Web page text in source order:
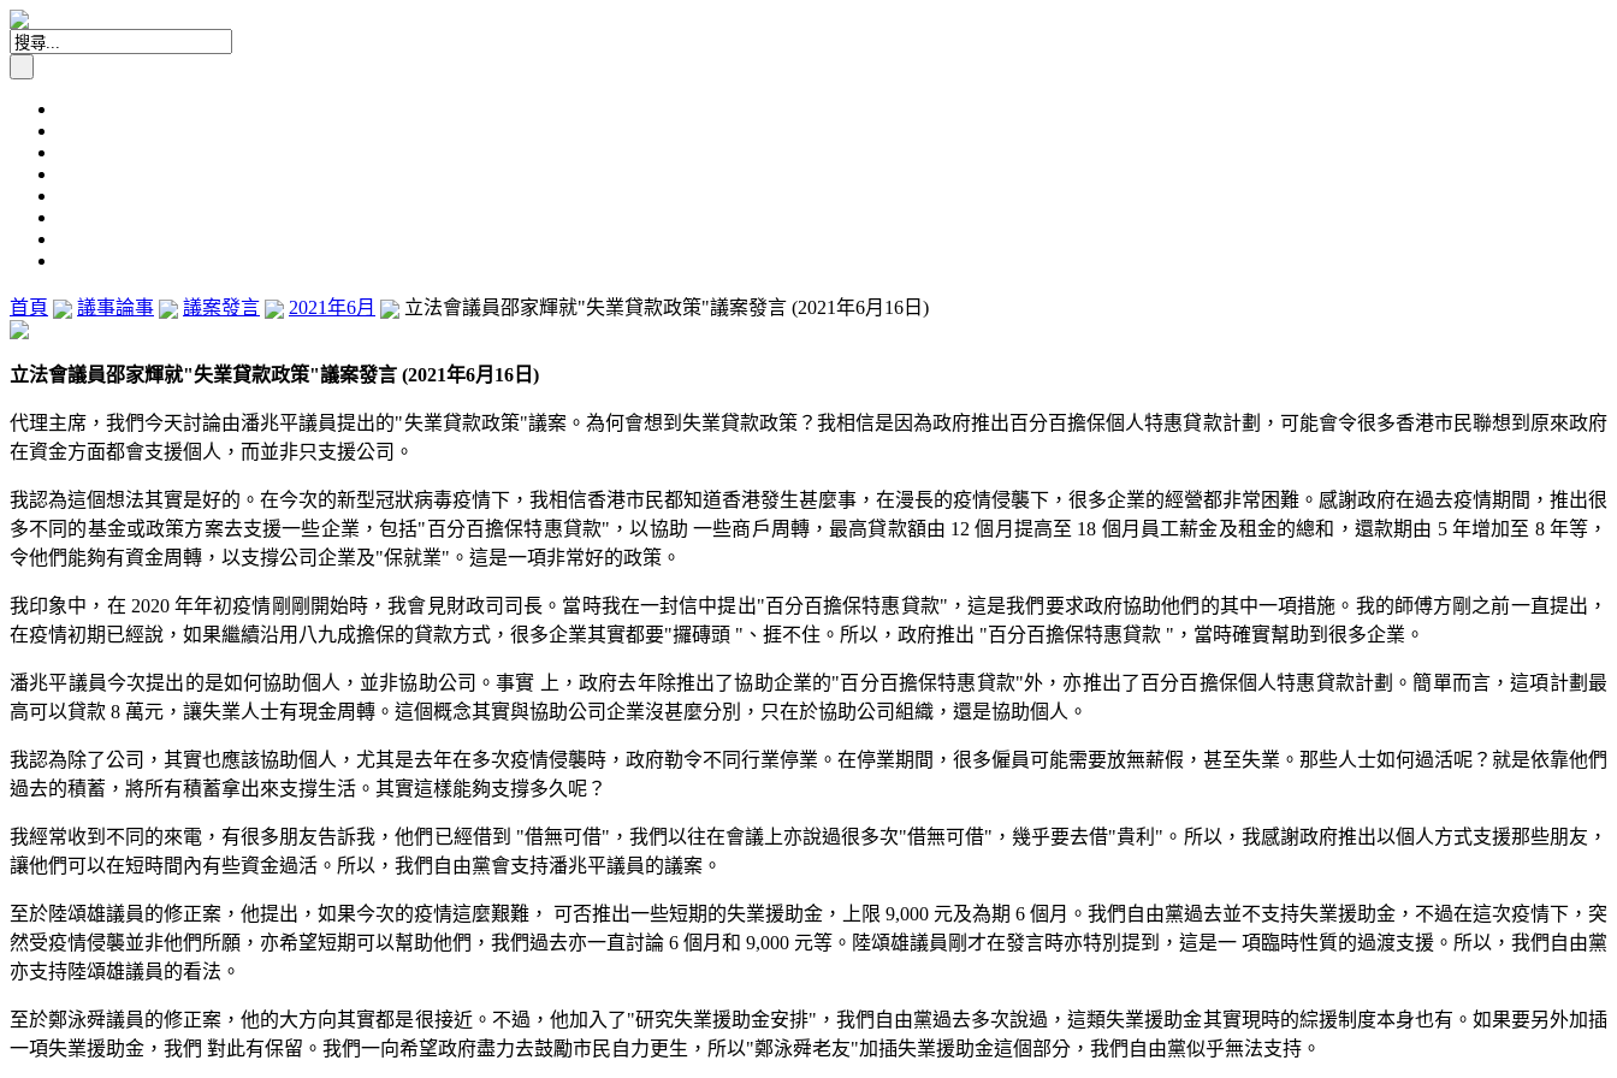
首頁 議事論事 議案發言 2021年6月 立法會議員邵家輝就"失業貸款政策"議案發言 (2021年6月16日)
立法會議員邵家輝就"失業貸款政策"議案發言 (2021年6月16日)
代理主席，我們今天討論由潘兆平議員提出的"失業貸款政策"議案。為何會想到失業貸款政策？我相信是因為政府推出百分百擔保個人特惠貸款計劃，可能會令很多香港市民聯想到原來政府
在資金方面都會支援個人，而並非只支援公司。
我認為這個想法其實是好的。在今次的新型冠狀病毒疫情下，我相信香港市民都知道香港發生甚麼事，在漫長的疫情侵襲下，很多企業的經營都非常困難。感謝政府在過去疫情期間，推出很
多不同的基金或政策方案去支援一些企業，包括"百分百擔保特惠貸款"，以協助 一些商戶周轉，最高貸款額由 12 個月提高至 18 個月員工薪金及租金的總和，還款期由 5 年增加至 8 年等，
令他們能夠有資金周轉，以支撐公司企業及"保就業"。這是一項非常好的政策。
我印象中，在 2020 年年初疫情剛剛開始時，我會見財政司司長。當時我在一封信中提出"百分百擔保特惠貸款"，這是我們要求政府協助他們的其中一項措施。我的師傅方剛之前一直提出，
在疫情初期已經說，如果繼續沿用八九成擔保的貸款方式，很多企業其實都要"攞磚頭 "、捱不住。所以，政府推出 "百分百擔保特惠貸款 "，當時確實幫助到很多企業。
潘兆平議員今次提出的是如何協助個人，並非協助公司。事實 上，政府去年除推出了協助企業的"百分百擔保特惠貸款"外，亦推出了百分百擔保個人特惠貸款計劃。簡單而言，這項計劃最
高可以貸款 8 萬元，讓失業人士有現金周轉。這個概念其實與協助公司企業沒甚麼分別，只在於協助公司組織，還是協助個人。
我認為除了公司，其實也應該協助個人，尤其是去年在多次疫情侵襲時，政府勒令不同行業停業。在停業期間，很多僱員可能需要放無薪假，甚至失業。那些人士如何過活呢？就是依靠他們
過去的積蓄，將所有積蓄拿出來支撐生活。其實這樣能夠支撐多久呢？
我經常收到不同的來電，有很多朋友告訴我，他們已經借到 "借無可借"，我們以往在會議上亦說過很多次"借無可借"，幾乎要去借"貴利"。所以，我感謝政府推出以個人方式支援那些朋友，
讓他們可以在短時間內有些資金過活。所以，我們自由黨會支持潘兆平議員的議案。
至於陸頌雄議員的修正案，他提出，如果今次的疫情這麼艱難， 可否推出一些短期的失業援助金，上限 9,000 元及為期 6 個月。我們自由黨過去並不支持失業援助金，不過在這次疫情下，突
然受疫情侵襲並非他們所願，亦希望短期可以幫助他們，我們過去亦一直討論 6 個月和 9,000 元等。陸頌雄議員剛才在發言時亦特別提到，這是一 項臨時性質的過渡支援。所以，我們自由黨
亦支持陸頌雄議員的看法。
至於鄭泳舜議員的修正案，他的大方向其實都是很接近。不過，他加入了"研究失業援助金安排"，我們自由黨過去多次說過，這類失業援助金其實現時的綜援制度本身也有。如果要另外加插
一項失業援助金，我們 對此有保留。我們一向希望政府盡力去鼓勵市民自力更生，所以"鄭泳舜老友"加插失業援助金這個部分，我們自由黨似乎無法支持。